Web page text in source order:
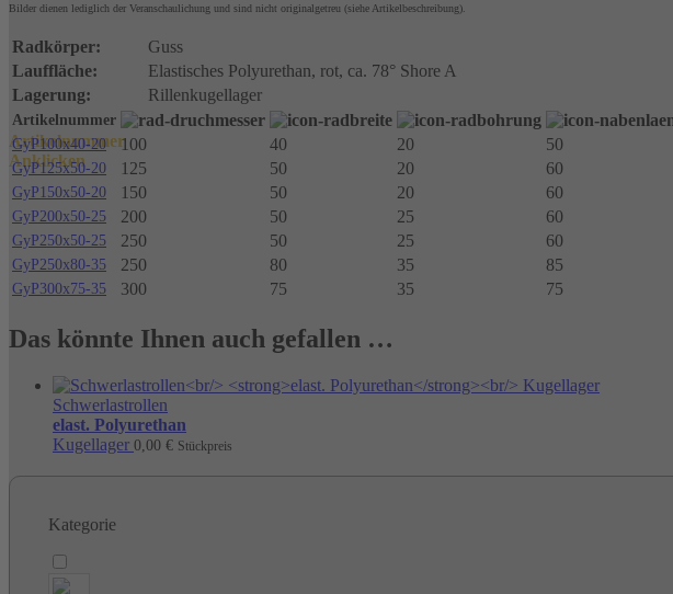
Bilder dienen lediglich der Veranschaulichung und sind nicht originalgetreu (siehe Artikelbeschreibung).
Radkörper:
Guss
Lauffläche:
Elastisches Polyurethan, rot, ca. 78° Shore A
Lagerung:
Rillenkugellager
Artikelnummer
Anklicken
Artikelnummer
GyP100x40-20
100 40 20 50
GyP125x50-20 125 50 20 60
GyP150x50-20 150 50 20 60
GyP200x50-25 200 50 25 60
GyP250x50-25 250 50 25 60
GyP250x80-35 250 80 35 85
GyP300x75-35 300 75 35 75
Das könnte Ihnen auch gefallen …
Schwerlastrollen
elast. Polyurethan
Kugellager 0,00 € Stückpreis
Kategorie